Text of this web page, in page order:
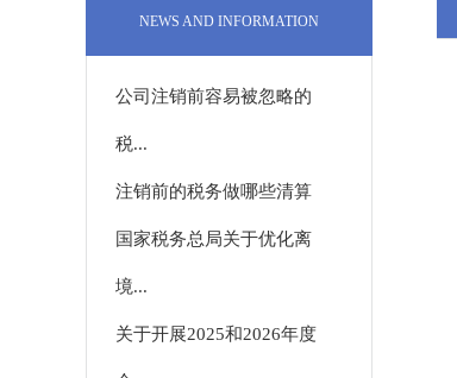
NEWS AND INFORMATION
公司注销前容易被忽略的
税...
注销前的税务做哪些清算
国家税务总局关于优化离
境...
关于开展2025和2026年度